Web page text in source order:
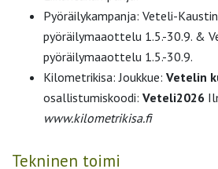
Pyöräilykampanja: Veteli-
pyöräilymaaottelu 1.5.-30.9. &
pyöräilymaaottelu 1.5.-30.9.
Kilometrikisa: Joukkue: Vetelin
osallistumiskoodi: Veteli2026
www.kilometrikisa.fi
Tekninen toimi